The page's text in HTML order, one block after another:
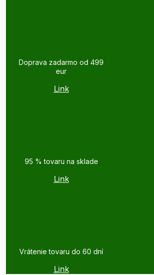
Doprava zadarmo od 499
eur
Link
95 % tovaru na sklade
Link
Vrátenie tovaru do 60 dní
Link